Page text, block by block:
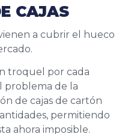
CAJAS
a cubrir el hueco
troquel por cada
problema de la
de cajas de cartón
permitiendo
ahora imposible.